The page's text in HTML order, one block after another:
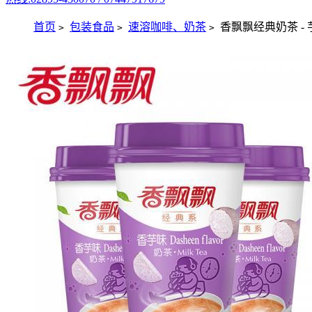
首页 > 包装食品 > 速溶咖啡、奶茶 > 香飘飘经典奶茶 -